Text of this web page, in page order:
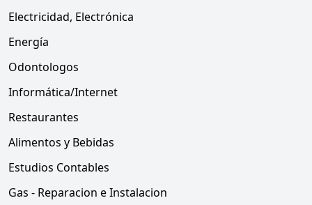
Electricidad, Electrónica
Energía
Odontologos
Informática/Internet
Restaurantes
Alimentos y Bebidas
Estudios Contables
Gas - Reparacion e Instalacion